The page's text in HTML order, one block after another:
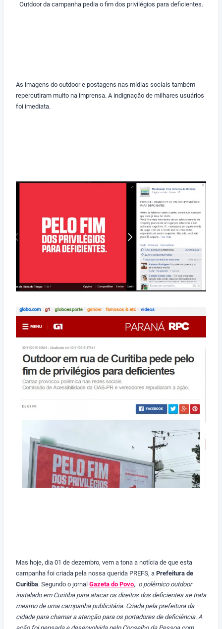
Outdoor da campanha pedia o fim dos privilégios para deficientes.
As imagens do outdoor e postagens nas mídias sociais também
repercutiram muito na imprensa. A indignação de milhares usuários
foi imediata.
Mas hoje, dia 01 de dezembro, vem a tona a notícia de que esta
campanha foi criada pela nossa querida PREFS, a Prefeitura de
Curitiba. Segundo o jornal Gazeta do Povo, o polêmico outdoor
instalado em Curitiba para atacar os direitos dos deficientes se trata
mesmo de uma campanha publicitária. Criada pela prefeitura da
cidade para chamar a atenção para os portadores de deficiência. A